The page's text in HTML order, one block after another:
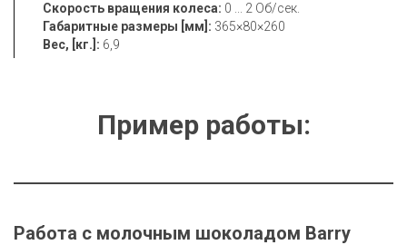
Скорость вращения колеса:
Габаритные размеры [мм]:
Вес, [кг.]: 6,9
Пример работы:
Работа с молочным шоколадом Barry